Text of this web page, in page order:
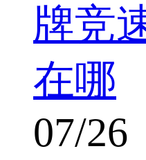
牌竞
在哪
07/26